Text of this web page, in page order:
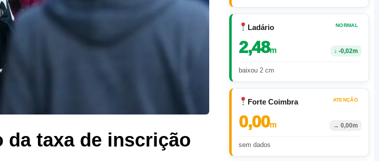
da taxa de inscrição
Ladário NORMAL
2,48m ↓ -0,02m
baixou 2 cm
Forte Coimbra ATENÇÃO
0,00m → 0,00m
sem dados